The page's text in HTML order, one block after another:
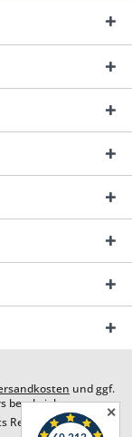
und ggf.
beschrieben
Design by
✕